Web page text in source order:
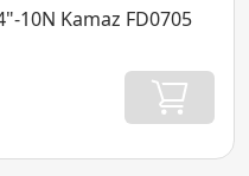
10N Kamaz FD0705